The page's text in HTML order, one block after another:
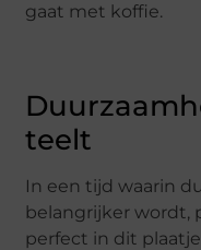
gaat met koffie.
teelt
In een tijd waarin
belangrijker wordt,
perfect in dit